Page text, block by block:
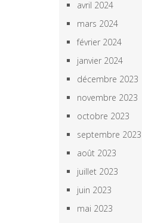
avril 2024
mars 2024
février 2024
janvier 2024
décembre 2023
novembre 2023
octobre 2023
septembre 2023
août 2023
juillet 2023
juin 2023
mai 2023